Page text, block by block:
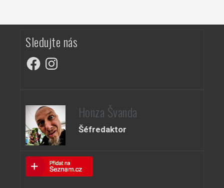
Sledujte nás
FacebookInstagram
Honza Švanda
Šéfredaktor